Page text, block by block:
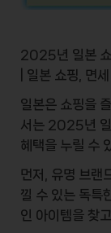
2025년 일본 쇼
| 일본 쇼핑, 면
일본은 쇼핑을
서는 2025년 일
혜택을 누릴 수
먼저, 유명 브랜
낄 수 있는 독특
인 아이템을 찾